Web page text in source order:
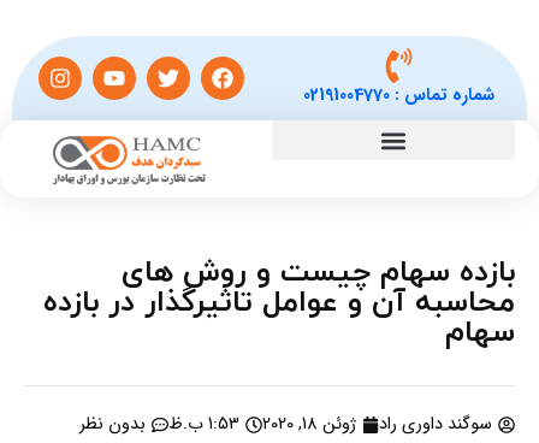
شماره تماس :02191004770
بازده سهام چیست و روش های
محاسبه آن و عوامل تاثیرگذار در بازده
سهام
سوگند داوری راد ژوئن 18, 2020 1:53 ب.ظ بدون نظر